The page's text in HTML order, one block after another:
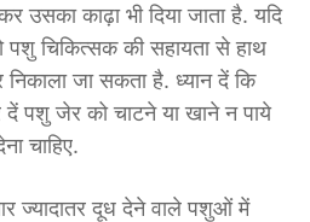
उसका काढ़ा भी दिया जाता है. यदि
पशु चिकित्सक की सहायता से हाथ
निकाला जा सकता है. ध्यान दें कि
पशु जेर को चाटने या खाने न पाये
चाहिए.
ज्यादातर दूध देने वाले पशुओं में